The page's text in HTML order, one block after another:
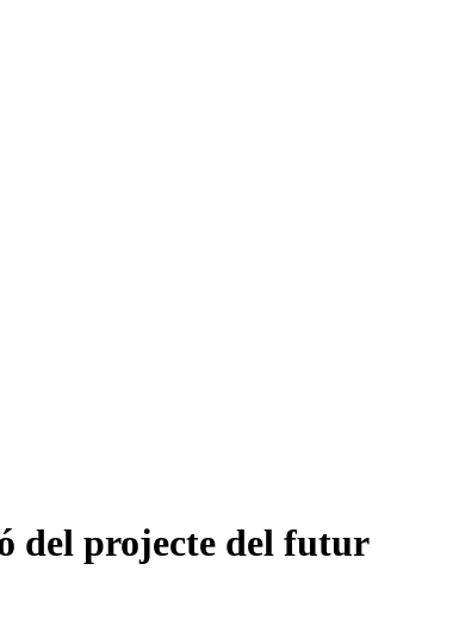
del projecte del futur